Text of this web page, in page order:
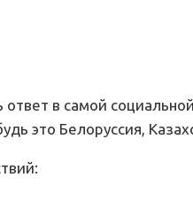
ответ в самой
это Белоруссия,